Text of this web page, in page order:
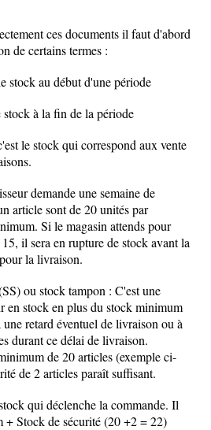
ces documents il faut d'abord
de certains termes :
stock au début d'une période
à la fin de la période
le stock qui correspond aux vente
demande une semaine de
article sont de 20 unités par
Si le magasin attends pour
il sera en rupture de stock avant la
la livraison.
ou stock tampon : C'est une
en stock en plus du stock minimum
retard éventuel de livraison ou à
durant ce délai de livraison.
de 20 articles (exemple ci-
de 2 articles paraît suffisant.
qui déclenche la commande. Il
+ Stock de sécurité (20 +2 = 22)